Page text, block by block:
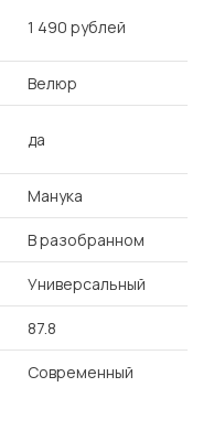
1 490 рублей
Велюр
да
Манука
В разобранном
Универсальный
87.8
Современный